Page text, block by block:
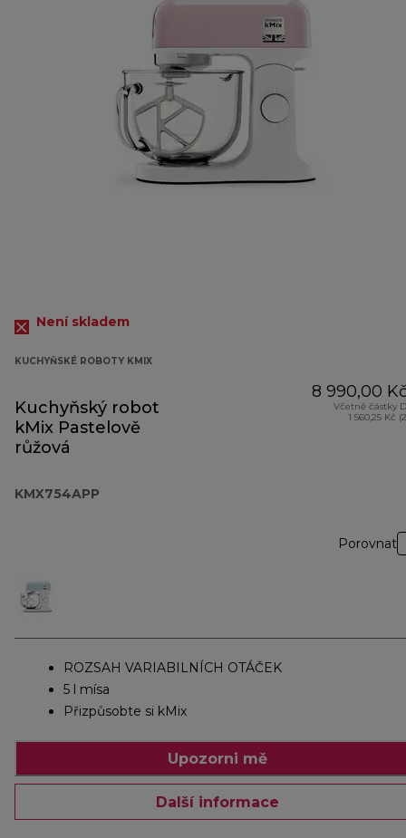
Není skladem
KUCHYŇSKÉ ROBOTY KMIX
Kuchyňský robot
kMix Pastelově
růžová
KMX754APP
8 990,00
Včetně částky
1 560,25 Kč
Porovnat
ROZSAH VARIABILNÍCH OTÁČEK
5 l mísa
Přizpůsobte si kMix
Upozorni mě
Další informace